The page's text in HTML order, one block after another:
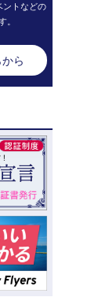
ントなどの
。
ら